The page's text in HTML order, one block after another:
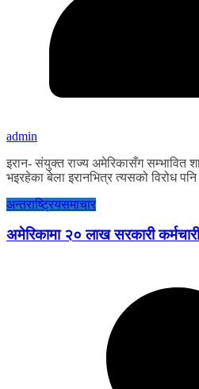
admin
इरान- संयुक्त राज्य अमेरिकासँग सम्भावित
भइरहेका बेला इरानभित्र त्यसको विरोध
अन्तराष्ट्रियसमाचार
अमेरिकामा २० लाख सरकारी